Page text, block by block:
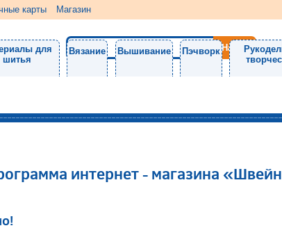
карты Магазин
для
шитья
Вязание Вышивание Пэчворк
интернет - магазина